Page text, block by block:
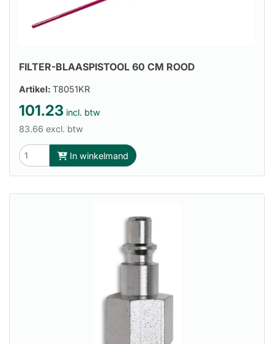
FILTER-BLAASPISTOOL 60 CM ROOD
Artikel: T8051KR
101.23 incl. btw
83.66 excl. btw
In winkelmand